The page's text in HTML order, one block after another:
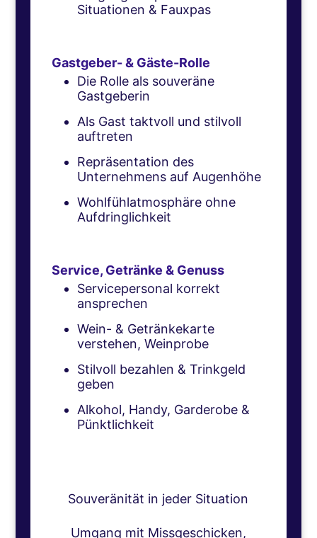
Situationen & Fauxpas
Gastgeber- & Gäste-Rolle
Die Rolle als souveräne
Gastgeberin
Als Gast taktvoll und stilvoll
auftreten
Repräsentation des
Unternehmens auf Augenhöhe
Wohlfühlatmosphäre ohne
Aufdringlichkeit
Service, Getränke & Genuss
Servicepersonal korrekt
ansprechen
Wein- & Getränkekarte
verstehen, Weinprobe
Stilvoll bezahlen & Trinkgeld
geben
Alkohol, Handy, Garderobe &
Pünktlichkeit
Souveränität in jeder Situation
Umgang mit Missgeschicken,